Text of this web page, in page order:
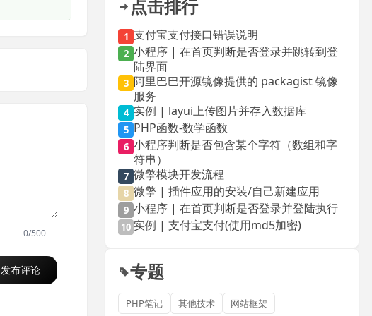
0/500
发布评论
点击排行
1 支付宝支付接口错误说明
2 小程序 | 在首页判断是否登录并跳转到登
陆界面
3 阿里巴巴开源镜像提供的 packagist 镜像
服务
4 实例 | layui上传图片并存入数据库
5 PHP函数-数学函数
6 小程序判断是否包含某个字符（数组和字
符串）
7 微擎模块开发流程
8 微擎 | 插件应用的安装/自己新建应用
9 小程序 | 在首页判断是否登录并登陆执行
10 实例 | 支付宝支付(使用md5加密)
专题
PHP笔记 其他技术 网站框架